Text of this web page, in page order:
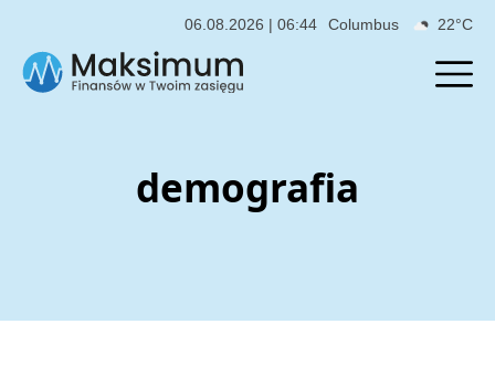
06.08.2026 | 06:44 Columbus 22°C
demografia